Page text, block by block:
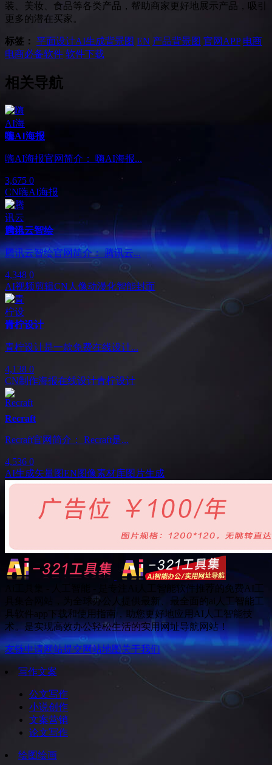
装、美妆、食品等各类产品，帮助商家更好地展示产品，吸引
更多的潜在买家。
标签： 平面设计AI生成背景图 EN 产品背景图 官网APP 电商
电商必备软件 软件下载
相关导航
嗨AI海报
嗨AI海报官网简介： 嗨AI海报...
3,675 0
CN嗨AI海报
腾讯云智绘
腾讯云智绘官网简介： 腾讯云...
4,348 0
AI视频剪辑CN 人像动漫化智能封面
青柠设计
青柠设计是一款免费在线设计...
4,138 0
CN制作海报在线设计青柠设计
Recraft
Recraft官网简介： Recraft是...
4,536 0
AI生成矢量图EN图像素材库图片生成
Ai工具集 - 人工智能 - 是专注Ai人工智能软件推荐的免费AI工
具集合网站，为全球办公人提供最新、最全面的ai人工智能工
具软件app下载和使用指南，助您更好地应用AI人工智能技
术。是实现高效办公轻松生活的实用网址导航网站！
友链申请网站提交网站地图关于我们
写作文案
公文写作
小说创作
文案营销
论文写作
绘图绘画